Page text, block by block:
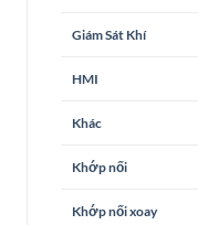
Giám Sát Khí
HMI
Khác
Khớp nối
Khớp nối xoay